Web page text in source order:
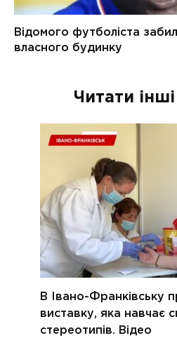
Читати
В Івано-Франківську
виставку, яка навчає
стереотипів. Відео